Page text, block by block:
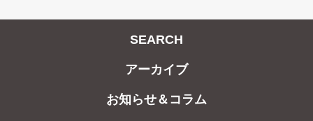
SEARCH
アーカイブ
お知らせ＆コラム